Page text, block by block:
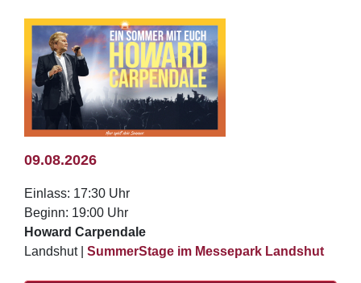
09.08.2026
Einlass: 17:30 Uhr
Beginn: 19:00 Uhr
Howard Carpendale
Landshut | SummerStage im Messepark Landshut